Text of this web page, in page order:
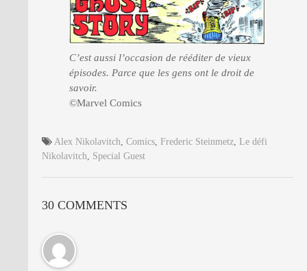
C’est aussi l’occasion de rééditer de vieux
épisodes. Parce que les gens ont le droit de
savoir.
©Marvel Comics
Alex Nikolavitch Comics Frederic Steinmetz Le défi
Nikolavitch
Special Guest
30 COMMENTS